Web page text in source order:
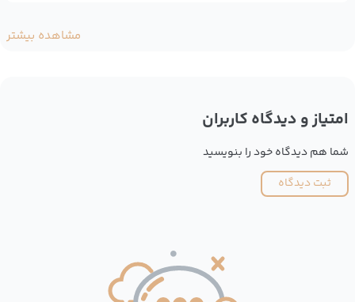
مشاهده بیشتر
امتیاز و دیدگاه کاربران
شما هم دیدگاه خود را بنویسید
ثبت دیدگاه